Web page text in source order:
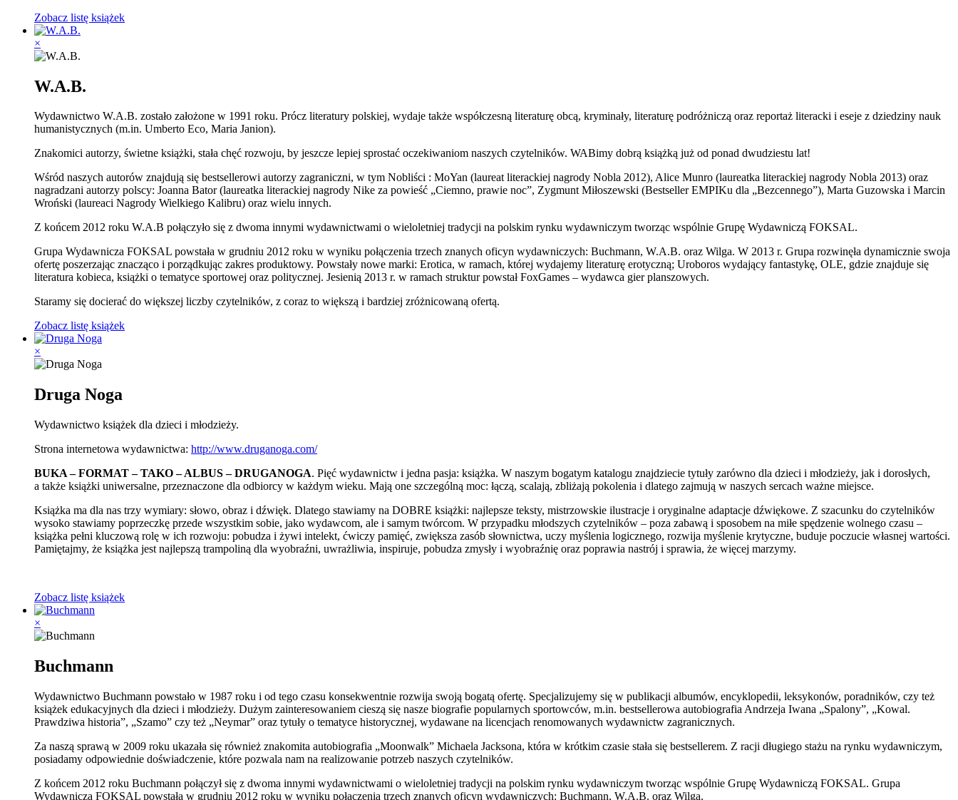
Zobacz listę książek
×
W.A.B.
Wydawnictwo W.A.B. zostało założone w 1991 roku. Prócz literatury polskiej, wydaje także współczesną literaturę obcą, kryminały, literaturę podróżniczą oraz reportaż literacki i eseje z dziedziny nauk
humanistycznych (m.in. Umberto Eco, Maria Janion).
Znakomici autorzy, świetne książki, stała chęć rozwoju, by jeszcze lepiej sprostać oczekiwaniom naszych czytelników. WABimy dobrą książką już od ponad dwudziestu lat!
Wśród naszych autorów znajdują się bestsellerowi autorzy zagraniczni, w tym Nobliści : MoYan (laureat literackiej nagrody Nobla 2012), Alice Munro (laureatka literackiej nagrody Nobla 2013) oraz
nagradzani autorzy polscy: Joanna Bator (laureatka literackiej nagrody Nike za powieść „Ciemno, prawie noc”, Zygmunt Miłoszewski (Bestseller EMPIKu dla „Bezcennego”), Marta Guzowska i Marcin
Wroński (laureaci Nagrody Wielkiego Kalibru) oraz wielu innych.
Z końcem 2012 roku W.A.B połączyło się z dwoma innymi wydawnictwami o wieloletniej tradycji na polskim rynku wydawniczym tworząc wspólnie Grupę Wydawniczą FOKSAL.
Grupa Wydawnicza FOKSAL powstała w grudniu 2012 roku w wyniku połączenia trzech znanych oficyn wydawniczych: Buchmann, W.A.B. oraz Wilga. W 2013 r. Grupa rozwinęła dynamicznie swoja
ofertę poszerzając znacząco i porządkując zakres produktowy. Powstały nowe marki: Erotica, w ramach, której wydajemy literaturę erotyczną; Uroboros wydający fantastykę, OLE, gdzie znajduje się
literatura kobieca, książki o tematyce sportowej oraz politycznej. Jesienią 2013 r. w ramach struktur powstał FoxGames – wydawca gier planszowych.
Staramy się docierać do większej liczby czytelników, z coraz to większą i bardziej zróżnicowaną ofertą.
Zobacz listę książek
×
Druga Noga
Wydawnictwo książek dla dzieci i młodzieży.
Strona internetowa wydawnictwa: http://www.druganoga.com/
BUKA – FORMAT – TAKO – ALBUS – DRUGANOGA. Pięć wydawnictw i jedna pasja: książka. W naszym bogatym katalogu znajdziecie tytuły zarówno dla dzieci i młodzieży, jak i dorosłych,
a także książki uniwersalne, przeznaczone dla odbiorcy w każdym wieku. Mają one szczególną moc: łączą, scalają, zbliżają pokolenia i dlatego zajmują w naszych sercach ważne miejsce.
Książka ma dla nas trzy wymiary: słowo, obraz i dźwięk. Dlatego stawiamy na DOBRE książki: najlepsze teksty, mistrzowskie ilustracje i oryginalne adaptacje dźwiękowe. Z szacunku do czytelników
wysoko stawiamy poprzeczkę przede wszystkim sobie, jako wydawcom, ale i samym twórcom. W przypadku młodszych czytelników – poza zabawą i sposobem na miłe spędzenie wolnego czasu –
książka pełni kluczową rolę w ich rozwoju: pobudza i żywi intelekt, ćwiczy pamięć, zwiększa zasób słownictwa, uczy myślenia logicznego, rozwija myślenie krytyczne, buduje poczucie własnej wartości.
Pamiętajmy, że książka jest najlepszą trampoliną dla wyobraźni, uwrażliwia, inspiruje, pobudza zmysły i wyobraźnię oraz poprawia nastrój i sprawia, że więcej marzymy.
Zobacz listę książek
×
Buchmann
Wydawnictwo Buchmann powstało w 1987 roku i od tego czasu konsekwentnie rozwija swoją bogatą ofertę. Specjalizujemy się w publikacji albumów, encyklopedii, leksykonów, poradników, czy też
książek edukacyjnych dla dzieci i młodzieży. Dużym zainteresowaniem cieszą się nasze biografie popularnych sportowców, m.in. bestsellerowa autobiografia Andrzeja Iwana „Spalony”, „Kowal.
Prawdziwa historia”, „Szamo” czy też „Neymar” oraz tytuły o tematyce historycznej, wydawane na licencjach renomowanych wydawnictw zagranicznych.
Za naszą sprawą w 2009 roku ukazała się również znakomita autobiografia „Moonwalk” Michaela Jacksona, która w krótkim czasie stała się bestsellerem. Z racji długiego stażu na rynku wydawniczym,
posiadamy odpowiednie doświadczenie, które pozwala nam na realizowanie potrzeb naszych czytelników.
Z końcem 2012 roku Buchmann połączył się z dwoma innymi wydawnictwami o wieloletniej tradycji na polskim rynku wydawniczym tworząc wspólnie Grupę Wydawniczą FOKSAL. Grupa
Wydawnicza FOKSAL powstała w grudniu 2012 roku w wyniku połączenia trzech znanych oficyn wydawniczych: Buchmann, W.A.B. oraz Wilga.